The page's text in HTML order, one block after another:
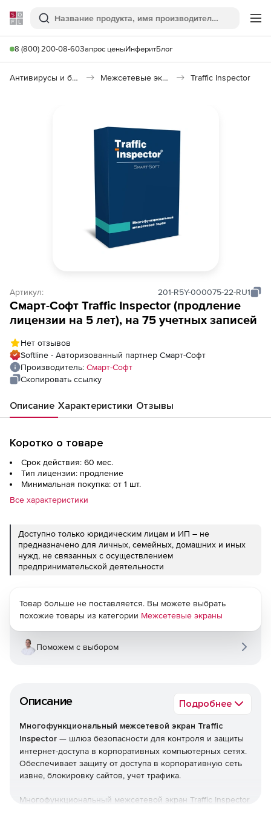
Softline
Поиск
8 (800) 200-08-60Запрос ценыИнферитБлог
Антивирусы и безопасность Межсетевые экраны Traffic Inspector
Артикул: 201-R5Y-000075-22-RU1
Смарт-Cофт Traffic Inspector (продление
лицензии на 5 лет), на 75 учетных записей
Нет отзывов
Softline - Авторизованный партнер Смарт-Cофт
Производитель: Смарт-Cофт
Скопировать ссылку
Описание Характеристики Отзывы
Коротко о товаре
Срок действия: 60 мес.
Тип лицензии: продление
Минимальная покупка: от 1 шт.
Все характеристики
Доступно только юридическим лицам и ИП – не
предназначено для личных, семейных, домашних и иных
нужд, не связанных с осуществлением
предпринимательской деятельности
Описание Подробнее
Многофункциональный межсетевой экран Traffic
Inspector — шлюз безопасности для контроля и защиты
интернет-доступа в корпоративных компьютерных сетях.
Обеспечивает защиту от доступа в корпоративную сеть
извне, блокировку сайтов, учет трафика.
Многофункциональный межсетевой экран Traffic Inspector
Товар больше не поставляется. Вы можете выбрать
похожие товары из категории Межсетевые экраны
Поможем с выбором